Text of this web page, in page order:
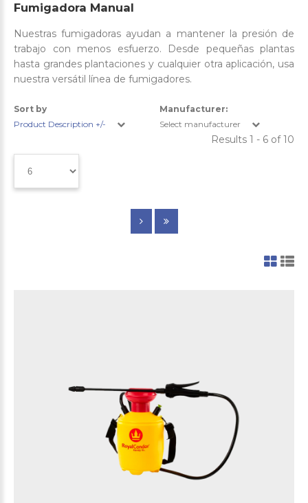
Fumigadora Manual
Nuestras fumigadoras ayudan a mantener la presión de
trabajo con menos esfuerzo. Desde pequeñas plantas
hasta grandes plantaciones y cualquier otra aplicación, usa
nuestra versátil línea de fumigadores.
Sort by
Product Description +/-
Manufacturer:
Select manufacturer
Results 1 - 6 of 10